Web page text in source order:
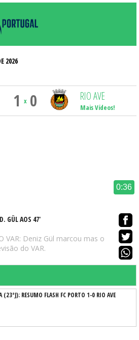
2026
1 x 0 RIO AVE
Mais Vídeos!
0:36
GÜL AOS 47'
VAR: Deniz Gül marcou mas o
do VAR.
(23ªJ): RESUMO FLASH FC PORTO 1-0 RIO AVE